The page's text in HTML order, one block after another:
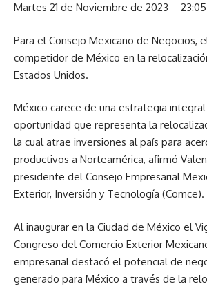
Martes 21 de Noviembre de 2023 – 23:05
Para el Consejo Mexicano de Negocios,
competidor de México en la
Estados Unidos.
México carece de una estrategia
oportunidad que representa la
la cual atrae inversiones al país para
productivos a Norteamérica, afirmó
presidente del Consejo Empresarial
Exterior, Inversión y Tecnología (Comce).
Al inaugurar en la Ciudad de México el
Congreso del Comercio Exterior
empresarial destacó el potencial de
generado para México a través de la